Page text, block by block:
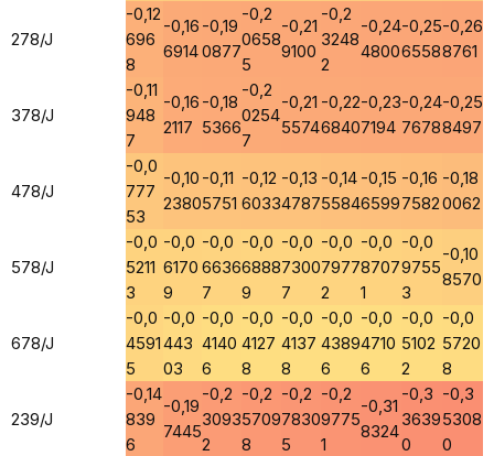
278/J
-0,12
696
8
-0,16
6914
-0,19
0877
-0,2
0658
5
-0,21
9100
-0,2
3248
2
-0,24
4800
-0,25
6558
-0,26
8761
378/J
-0,11
948
7
-0,16
2117
-0,18
5366
-0,2
0254
7
-0,21
5574
-0,22
6840
-0,23
7194
-0,24
7678
-0,25
8497
478/J
-0,0
777
53
-0,10
2380
-0,11
5751
-0,12
6033
-0,13
4787
-0,14
5584
-0,15
6599
-0,16
7582
-0,18
0062
578/J
-0,0
5211
3
-0,0
6170
9
-0,0
6636
7
-0,0
6888
9
-0,0
7300
7
-0,0
7977
2
-0,0
8707
1
-0,0
9755
3
-0,10
8570
678/J
-0,0
4591
5
-0,0
443
03
-0,0
4140
6
-0,0
4127
8
-0,0
4137
8
-0,0
4389
6
-0,0
4710
6
-0,0
5102
2
-0,0
5720
8
239/J
-0,14
839
6
-0,19
7445
-0,2
3093
2
-0,2
5709
8
-0,2
7830
5
-0,2
9775
1
-0,31
8324
-0,3
3639
0
-0,3
5308
0